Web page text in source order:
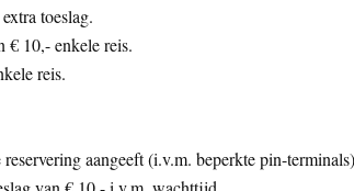
toeslag.
€ 10,- enkele reis.
reis.
aangeeft (i.v.m. beperkte pin-